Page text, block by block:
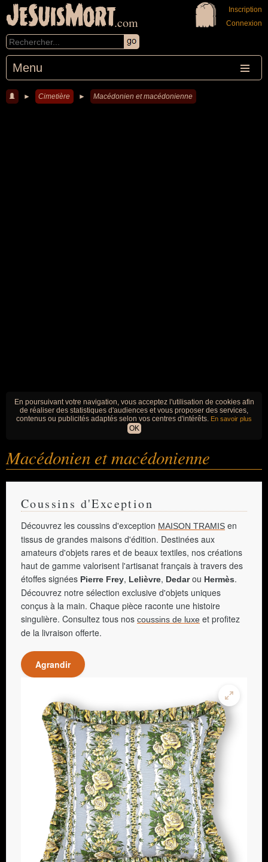
JeSuisMort.com
Menu
Inscription
Connexion
► Cimetière ► Macédonien et macédonienne
En poursuivant votre navigation, vous acceptez l'utilisation de cookies afin
de réaliser des statistiques d'audiences et vous proposer des services,
contenus ou publicités adaptés selon vos centres d'intérêts. En savoir plus
OK
Macédonien et macédonienne
Coussins d'Exception
Découvrez les coussins d'exception MAISON TRAMIS en
tissus de grandes maisons d'édition. Destinées aux
amateurs d'objets rares et de beaux textiles, nos créations
haut de gamme valorisent l'artisanat français à travers des
étoffes signées Pierre Frey, Lelièvre, Dedarou Hermès.
Découvrez notre sélection exclusive d'objets uniques
conçus à la main. Chaque pièce raconte une histoire
singulière. Consultez tous nos coussins de luxe et profitez
de la livraison offerte.
Agrandir